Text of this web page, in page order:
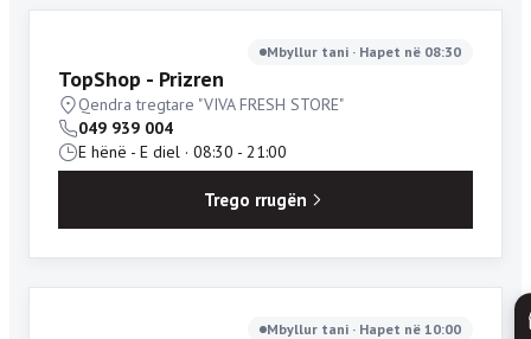
Mbyllur tani · Hapet në 08:30
TopShop - Prizren
Qendra tregtare "VIVA FRESH STORE"
049 939 004
E hënë - E diel · 08:30 - 21:00
Trego rrugën
Mbyllur tani · Hapet në 10:00